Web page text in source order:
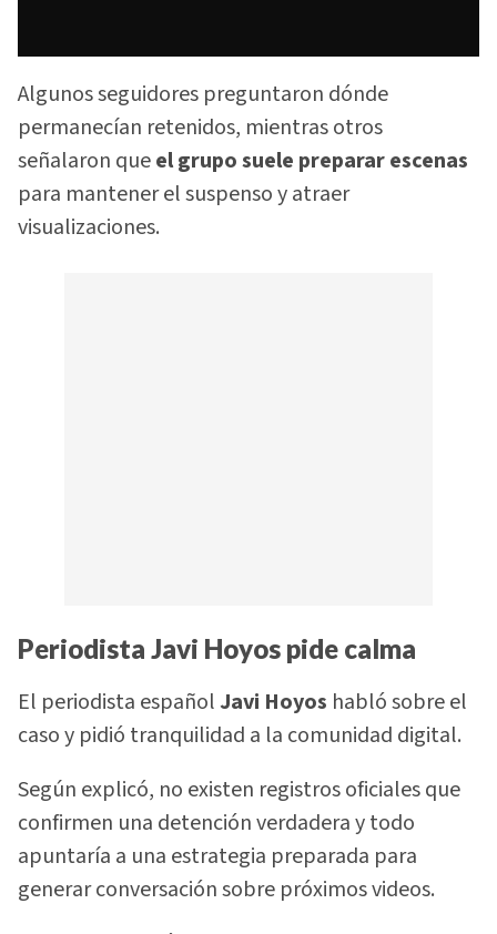
Algunos seguidores preguntaron dónde
permanecían retenidos, mientras otros
señalaron queel grupo suele preparar escenas
para mantener el suspenso y atraer
visualizaciones.
Periodista Javi Hoyos pide calma
El periodista españolJavi Hoyos habló sobre el
caso y pidió tranquilidad a la comunidad digital.
Según explicó, no existen registros oficiales que
confirmen una detención verdadera y todo
apuntaría a una estrategia preparada para
generar conversación sobre próximos videos.